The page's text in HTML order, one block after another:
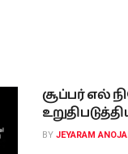
சூப்பர் எல்
BY JEYARAM